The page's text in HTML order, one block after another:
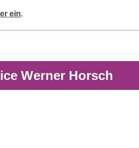
ein.
Werner Horsch